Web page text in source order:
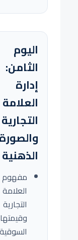
اليوم
الثامن:
إدارة
العلامة
التجارية
والصورة
الذهنية
مفهوم
العلامة
التجارية
وقيمتها